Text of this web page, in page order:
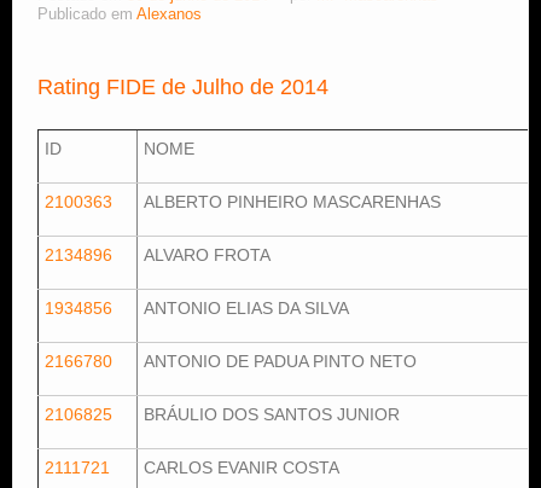
Publicado em Alexanos
Rating FIDE de Julho de 2014
ID NOME
2100363 ALBERTO PINHEIRO MASCARENHAS
2134896 ALVARO FROTA
1934856 ANTONIO ELIAS DA SILVA
2166780 ANTONIO DE PADUA PINTO NETO
2106825 BRÁULIO DOS SANTOS JUNIOR
2111721 CARLOS EVANIR COSTA